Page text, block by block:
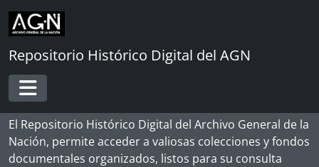
Skip to main content
Repositorio Histórico Digital del AGN
Toggle navigation
El Repositorio Histórico Digital del Archivo General de la
Nación, permite acceder a valiosas colecciones y fondos
documentales organizados, listos para su consulta